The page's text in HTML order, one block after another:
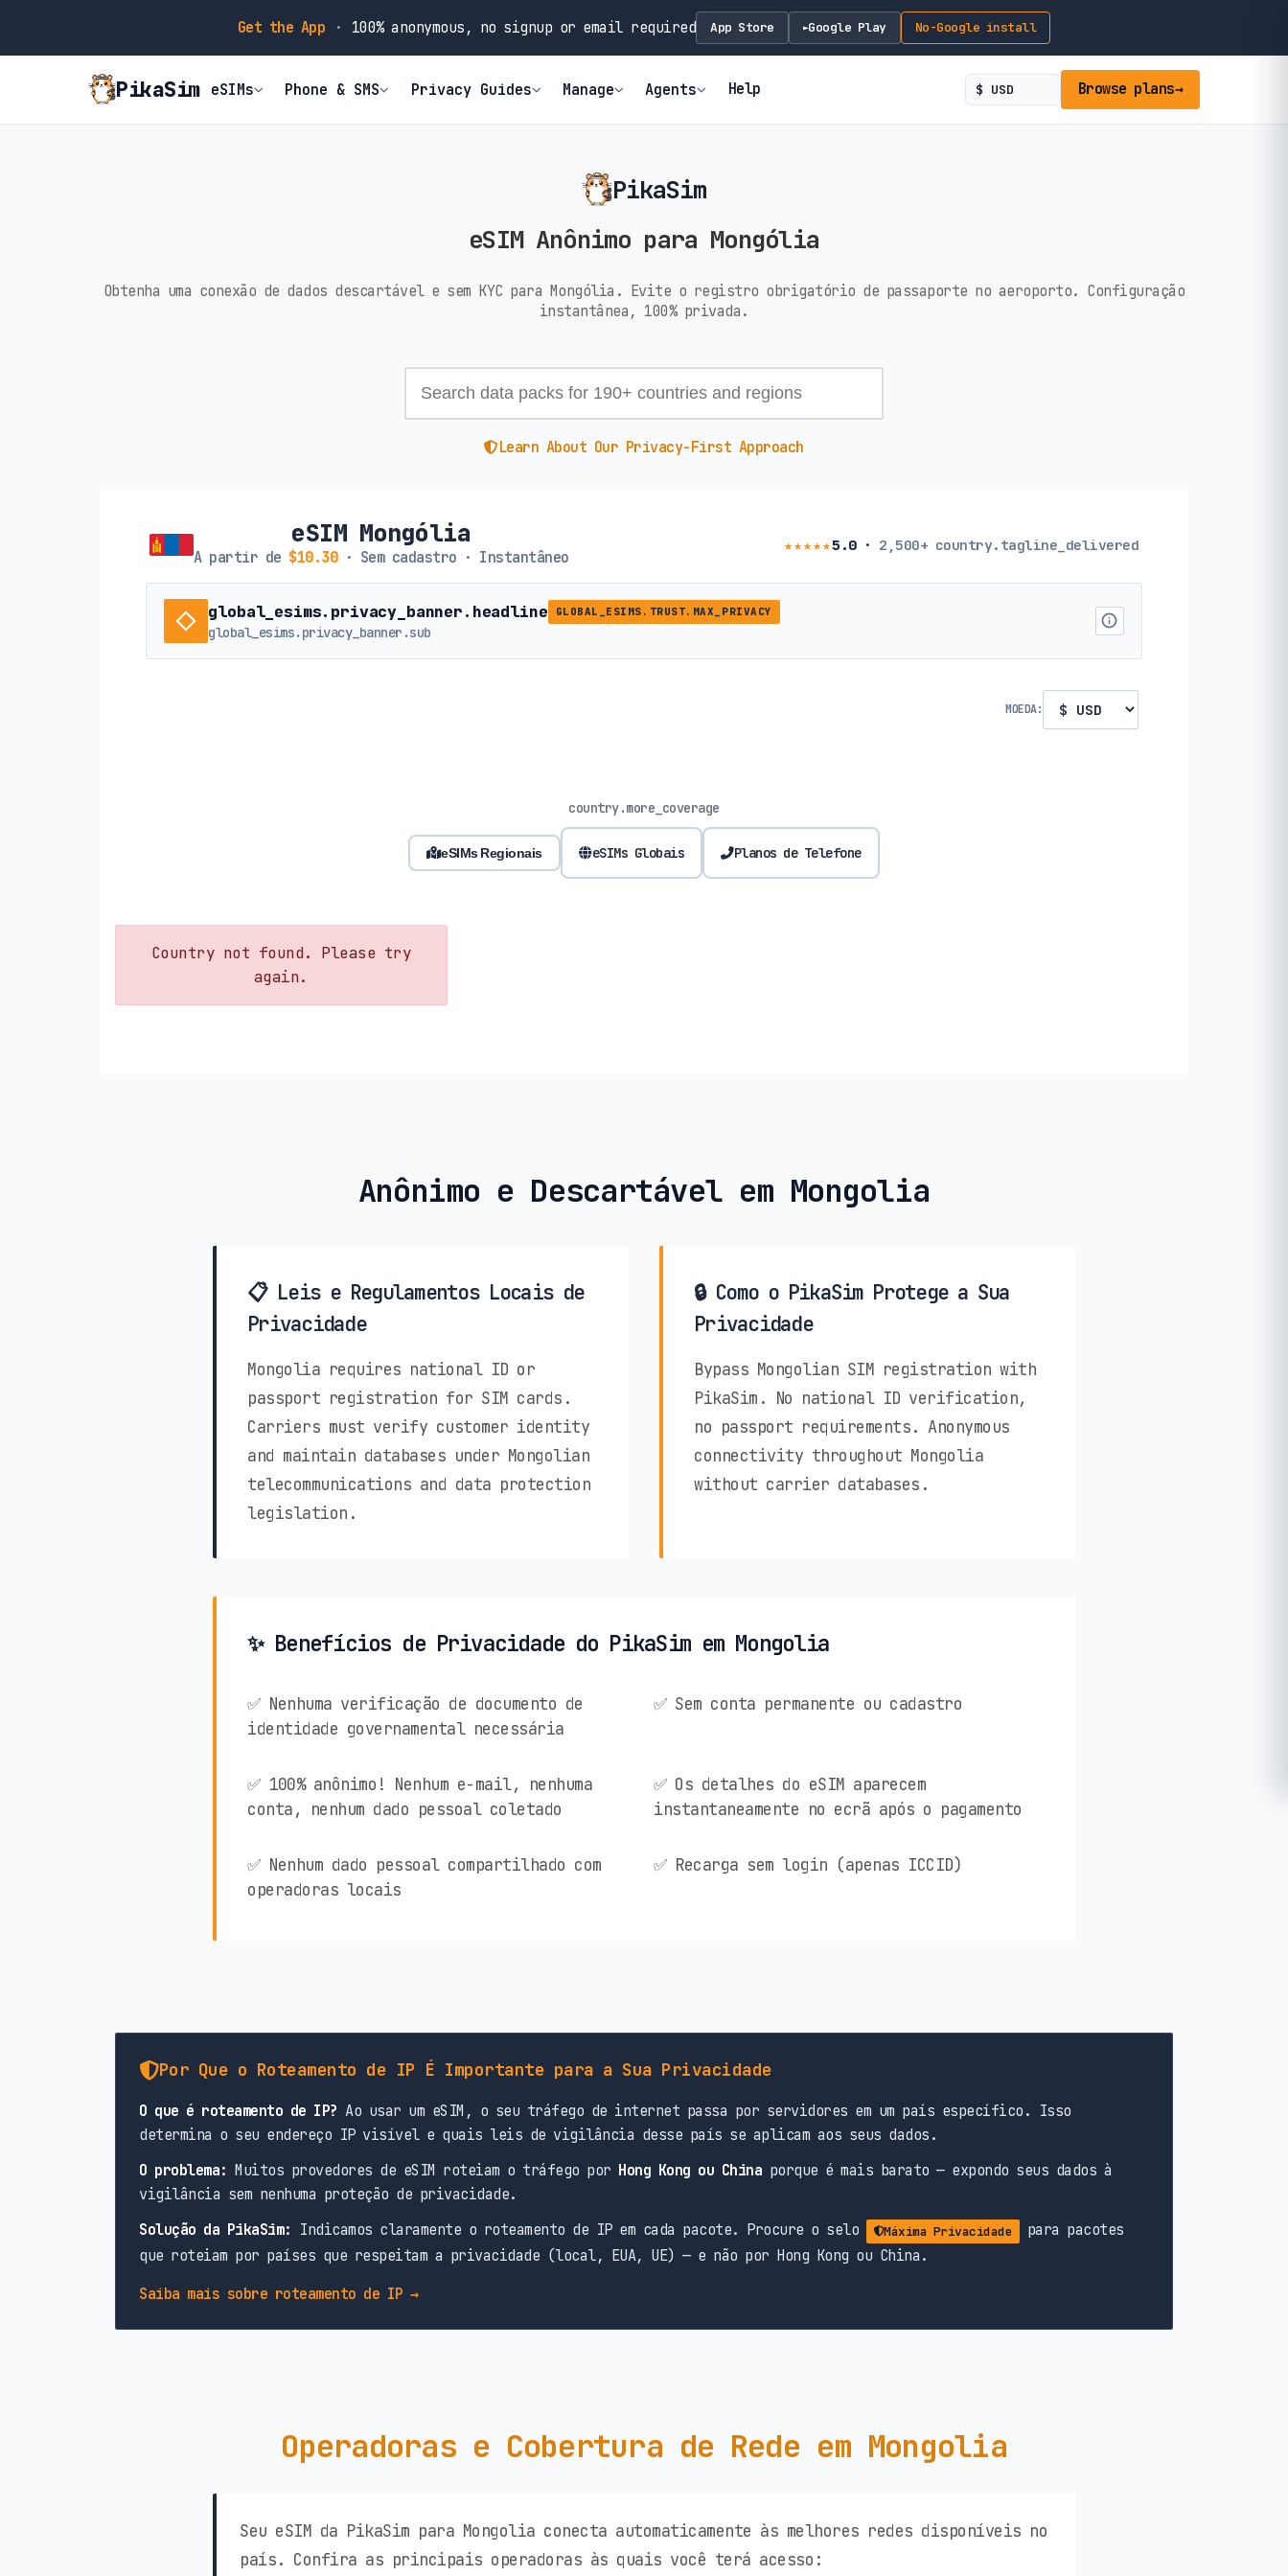
Get the App · 100% anonymous, no signup or email required App Store ►Google Play No-Google install
PikaSim eSIMs Phone & SMS Privacy Guides Manage Agents Help Browse plans→
PikaSim
eSIM Anônimo para Mongólia
Obtenha uma conexão de dados descartável e sem KYC para Mongólia. Evite o registro obrigatório de passaporte no aeroporto. Configuração
instantânea, 100% privada.
Learn About Our Privacy-First Approach
eSIM Mongólia
A partir de $10.30· Sem cadastro · Instantâneo
★★★★★5.0· 2,500+ country.tagline_delivered
global_esims.privacy_banner.headline GLOBAL_ESIMS.TRUST.MAX_PRIVACY
global_esims.privacy_banner.sub
MOEDA:
country.more_coverage
eSIMs Regionais eSIMs Globais Planos de Telefone
Country not found. Please try
again.
Anônimo e Descartável em Mongolia
📋 Leis e Regulamentos Locais de
Privacidade
Mongolia requires national ID or
passport registration for SIM cards.
Carriers must verify customer identity
and maintain databases under Mongolian
telecommunications and data protection
legislation.
🔒 Como o PikaSim Protege a Sua
Privacidade
Bypass Mongolian SIM registration with
PikaSim. No national ID verification,
no passport requirements. Anonymous
connectivity throughout Mongolia
without carrier databases.
✨ Benefícios de Privacidade do PikaSim em Mongolia
✅ Nenhuma verificação de documento de
identidade governamental necessária
✅ Sem conta permanente ou cadastro
✅ 100% anônimo! Nenhum e-mail, nenhuma
conta, nenhum dado pessoal coletado
✅ Os detalhes do eSIM aparecem
instantaneamente no ecrã após o pagamento
✅ Nenhum dado pessoal compartilhado com
operadoras locais
✅ Recarga sem login (apenas ICCID)
Por Que o Roteamento de IP É Importante para a Sua Privacidade
O que é roteamento de IP? Ao usar um eSIM, o seu tráfego de internet passa por servidores em um país específico. Isso
determina o seu endereço IP visível e quais leis de vigilância desse país se aplicam aos seus dados.
O problema: Muitos provedores de eSIM roteiam o tráfego por Hong Kong ou China porque é mais barato — expondo seus dados à
vigilância sem nenhuma proteção de privacidade.
Solução da PikaSim: Indicamos claramente o roteamento de IP em cada pacote. Procure o selo Máxima Privacidade
para pacotes
que roteiam por países que respeitam a privacidade (local, EUA, UE) — e não por Hong Kong ou China.
Saiba mais sobre roteamento de IP →
Operadoras e Cobertura de Rede em Mongolia
Seu eSIM da PikaSim para Mongolia conecta automaticamente às melhores redes disponíveis no
país. Confira as principais operadoras às quais você terá acesso: